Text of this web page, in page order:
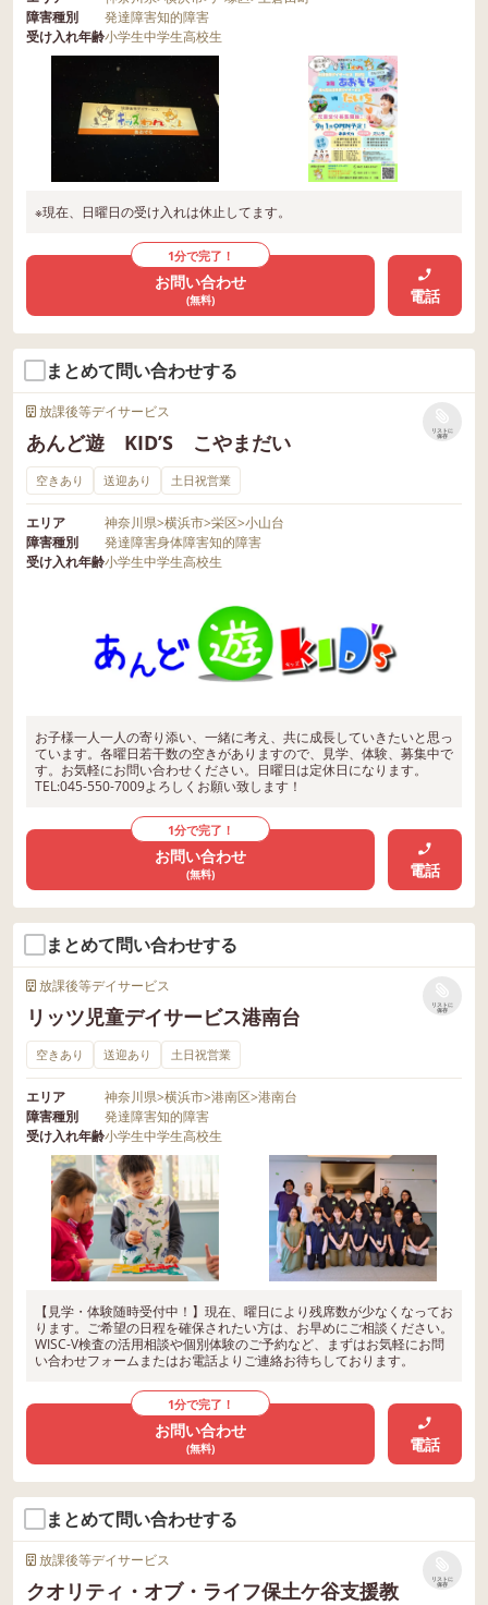
障害種別
発達障害知的障害
受け入れ年齢小学生中学生高校生
※現在、日曜日の受け入れは休止してます。
1分で完了！
お問い合わせ
(無料) 電話
まとめて問い合わせする
放課後等デイサービス
あんど遊 KID’S こやまだい
リストに
保存
空きあり 送迎あり 土日祝営業
エリア 神奈川県>横浜市>栄区>小山台
障害種別
発達障害身体障害知的障害
受け入れ年齢小学生中学生高校生
お子様一人一人の寄り添い、一緒に考え、共に成長していきたいと思っ
ています。各曜日若干数の空きがありますので、見学、体験、募集中で
す。お気軽にお問い合わせください。日曜日は定休日になります。
TEL:045-550-7009よろしくお願い致します！
1分で完了！
お問い合わせ
(無料) 電話
まとめて問い合わせする
放課後等デイサービス
リッツ児童デイサービス港南台
リストに
保存
空きあり 送迎あり 土日祝営業
エリア 神奈川県>横浜市>港南区>港南台
障害種別
発達障害知的障害
受け入れ年齢小学生中学生高校生
【見学・体験随時受付中！】現在、曜日により残席数が少なくなってお
ります。ご希望の日程を確保されたい方は、お早めにご相談ください。
WISC-V検査の活用相談や個別体験のご予約など、まずはお気軽にお問
い合わせフォームまたはお電話よりご連絡お待ちしております。
1分で完了！
お問い合わせ
(無料) 電話
まとめて問い合わせする
放課後等デイサービス
クオリティ・オブ・ライフ保土ケ谷支援教
リストに
保存